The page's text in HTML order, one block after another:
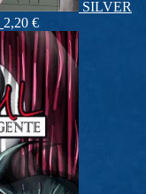
SILVER
2,20 €